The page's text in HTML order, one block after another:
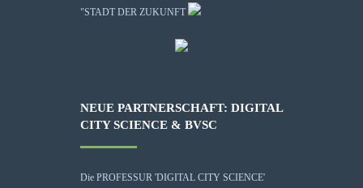
"STADT DER ZUKUNFT
NEUE PARTNERSCHAFT: DIGITAL
CITY SCIENCE & BVSC
Die PROFESSUR 'DIGITAL CITY SCIENCE'